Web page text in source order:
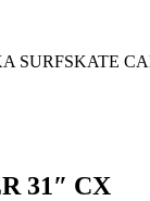
SURFSKATE
31″ CX